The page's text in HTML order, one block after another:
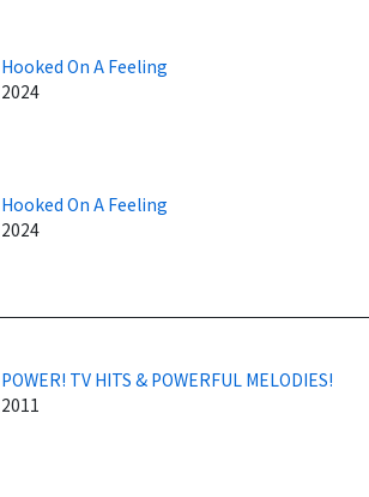
Hooked On A Feeling
2024
Hooked On A Feeling
2024
POWER! TV HITS & POWERFUL MELODIES!
2011